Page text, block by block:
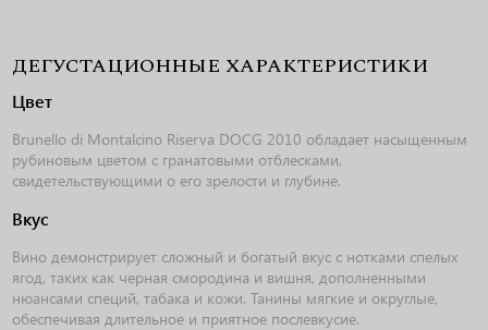
ДЕГУСТАЦИОННЫЕ ХАРАКТЕРИСТИКИ
Цвет
Brunello di Montalcino Riserva DOCG 2010 обладает насыщенным
рубиновым цветом с гранатовыми отблесками,
свидетельствующими о его зрелости и глубине.
Вкус
Вино демонстрирует сложный и богатый вкус с нотками спелых
ягод, таких как черная смородина и вишня, дополненными
нюансами специй, табака и кожи. Танины мягкие и округлые,
обеспечивая длительное и приятное послевкусие.